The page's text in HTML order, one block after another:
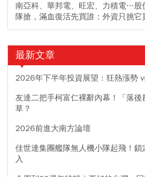
南亞科、華邦電、旺宏、力積電…股
隊搶，滿血復活先買誰：外資只挑
最新文章
2026年下半年投資展望：狂熱漲勢
友達二把手柯富仁裸辭內幕！「落後
草？
2026前進大南方論壇
佳世達集團艦隊無人機小隊起飛！鎖
入